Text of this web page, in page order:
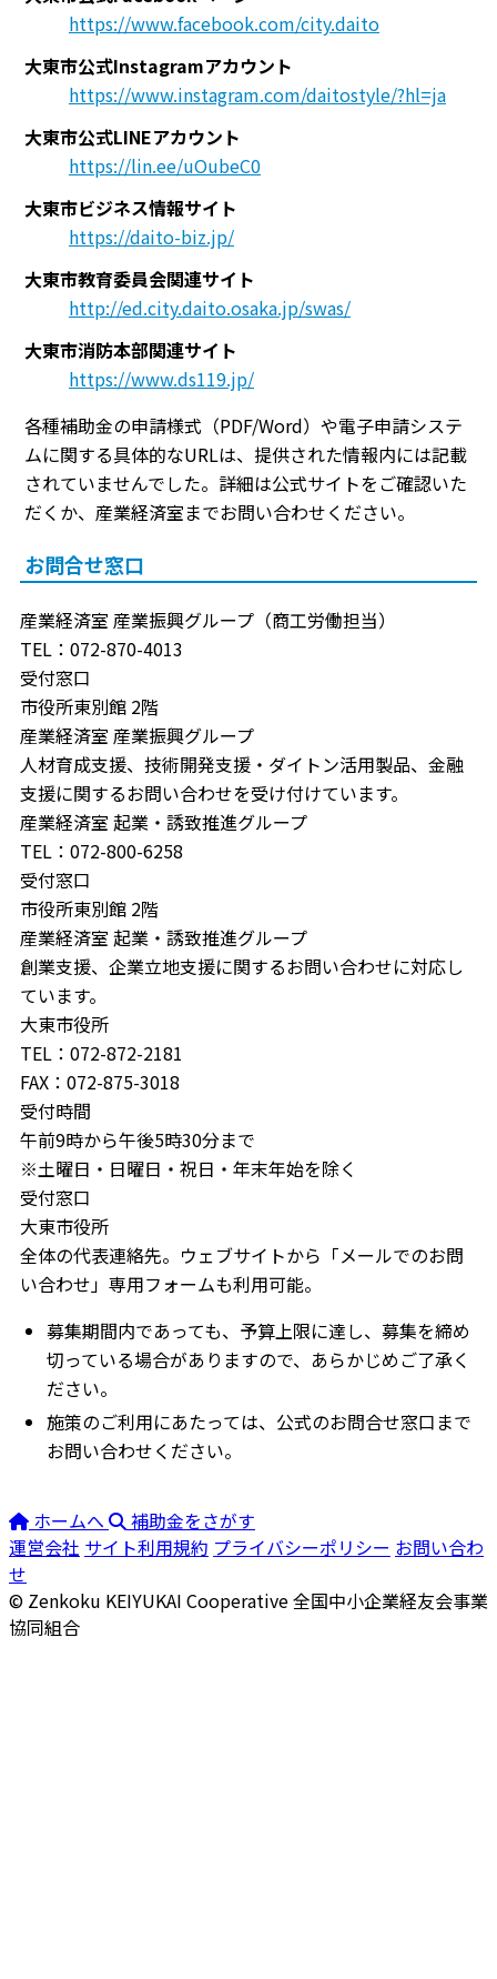
https://www.facebook.com/city.daito
大東市公式Instagramアカウント
https://www.instagram.com/daitostyle/?hl=ja
大東市公式LINEアカウント
https://lin.ee/uOubeC0
大東市ビジネス情報サイト
https://daito-biz.jp/
大東市教育委員会関連サイト
http://ed.city.daito.osaka.jp/swas/
大東市消防本部関連サイト
https://www.ds119.jp/
各種補助金の申請様式（PDF/Word）や電子申請システ
ムに関する具体的なURLは、提供された情報内には記載
されていませんでした。詳細は公式サイトをご確認いた
だくか、産業経済室までお問い合わせください。
お問合せ窓口
産業経済室 産業振興グループ（商工労働担当）
TEL：072-870-4013
受付窓口
市役所東別館 2階
産業経済室 産業振興グループ
人材育成支援、技術開発支援・ダイトン活用製品、金融
支援に関するお問い合わせを受け付けています。
産業経済室 起業・誘致推進グループ
TEL：072-800-6258
受付窓口
市役所東別館 2階
産業経済室 起業・誘致推進グループ
創業支援、企業立地支援に関するお問い合わせに対応し
ています。
大東市役所
TEL：072-872-2181
FAX：072-875-3018
受付時間
午前9時から午後5時30分まで
※土曜日・日曜日・祝日・年末年始を除く
受付窓口
大東市役所
全体の代表連絡先。ウェブサイトから「メールでのお問
い合わせ」専用フォームも利用可能。
募集期間内であっても、予算上限に達し、募集を締め
切っている場合がありますので、あらかじめご了承く
ださい。
施策のご利用にあたっては、公式のお問合せ窓口まで
お問い合わせください。
ホームへ
補助金をさがす
運営会社 サイト利用規約 プライバシーポリシー お問い合わ
せ
© Zenkoku KEIYUKAI Cooperative全国中小企業経友会事業
協同組合